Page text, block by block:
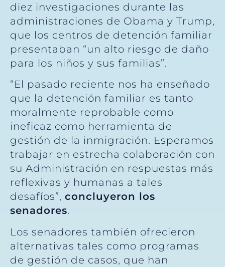
diez investigaciones durante las
administraciones de Obama y Trump,
que los centros de detención familiar
presentaban “un alto riesgo de daño
para los niños y sus familias”.
“El pasado reciente nos ha enseñado
que la detención familiar es tanto
moralmente reprobable como
ineficaz como herramienta de
gestión de la inmigración. Esperamos
trabajar en estrecha colaboración con
su Administración en respuestas más
reflexivas y humanas a tales
desafíos”, concluyeron los
senadores.
Los senadores también ofrecieron
alternativas tales como programas
de gestión de casos, que han